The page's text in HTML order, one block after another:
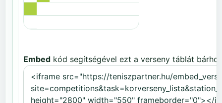
Embed kód segítségével ezt a verseny táblát